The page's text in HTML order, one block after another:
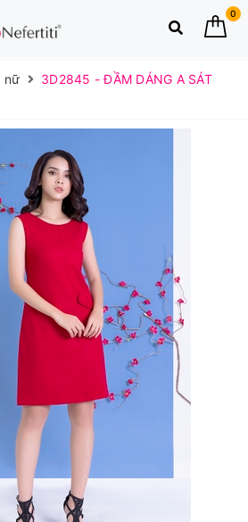
0
nữ
3D2845 - ĐẦM DÁNG A SÁT